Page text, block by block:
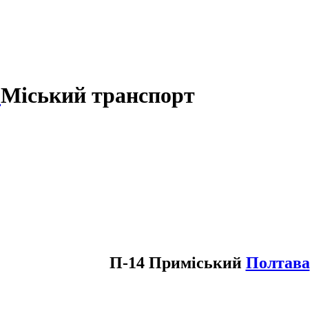
Міський транспорт
П-14 Приміський Полтава